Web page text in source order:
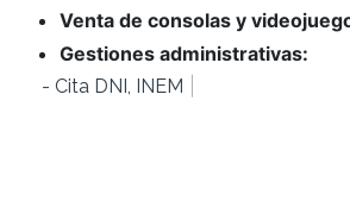
Venta de consolas y
Gestiones administrativas:
- Cita DNI, |